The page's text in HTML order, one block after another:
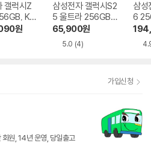
갤럭시Z
KT
완납원
삼성전자 갤럭시S2
5 울트라 256GB,
KT 번호이동 완납
65,900원
5.0 (4)
삼성
6
변경
가입신청
원, 14년 운영, 당일출고